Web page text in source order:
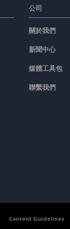
公司
關於我們
新聞中心
媒體工具包
聯繫我們
Content Guidelines